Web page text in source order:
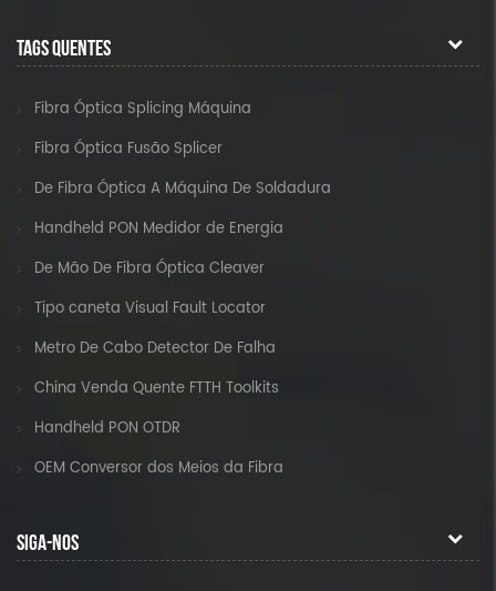
TAGS QUENTES
Fibra Óptica Splicing Máquina
Fibra Óptica Fusão Splicer
De Fibra Óptica A Máquina De Soldadura
Handheld PON Medidor de Energia
De Mão De Fibra Óptica Cleaver
Tipo caneta Visual Fault Locator
Metro De Cabo Detector De Falha
China Venda Quente FTTH Toolkits
Handheld PON OTDR
OEM Conversor dos Meios da Fibra
SIGA-NOS